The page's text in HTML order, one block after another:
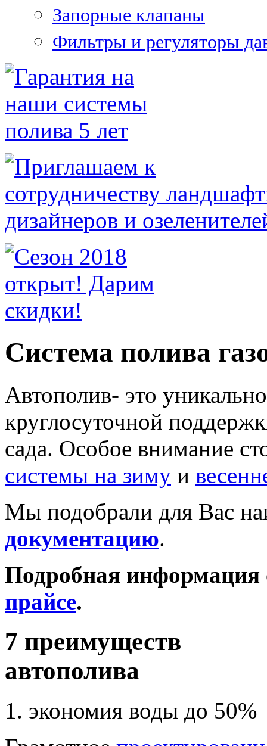
Запорные клапаны
Фильтры и регуляторы
Система полива
Автополив- это
круглосуточной
сада. Особое внимание
системы на зиму и
Мы подобрали для Вас
документацию.
Подробная информация
прайсе.
7 преимуществ
автополива
1. экономия воды до 50%